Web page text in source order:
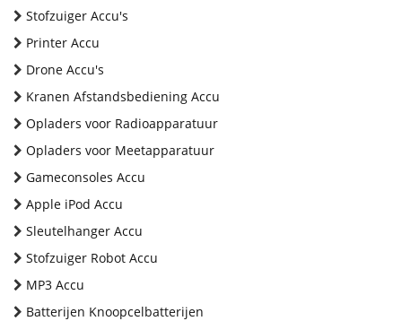
Stofzuiger Accu's
Printer Accu
Drone Accu's
Kranen Afstandsbediening Accu
Opladers voor Radioapparatuur
Opladers voor Meetapparatuur
Gameconsoles Accu
Apple iPod Accu
Sleutelhanger Accu
Stofzuiger Robot Accu
MP3 Accu
Batterijen Knoopcelbatterijen